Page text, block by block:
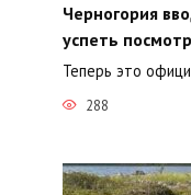
Черногория
успеть
Теперь это
288